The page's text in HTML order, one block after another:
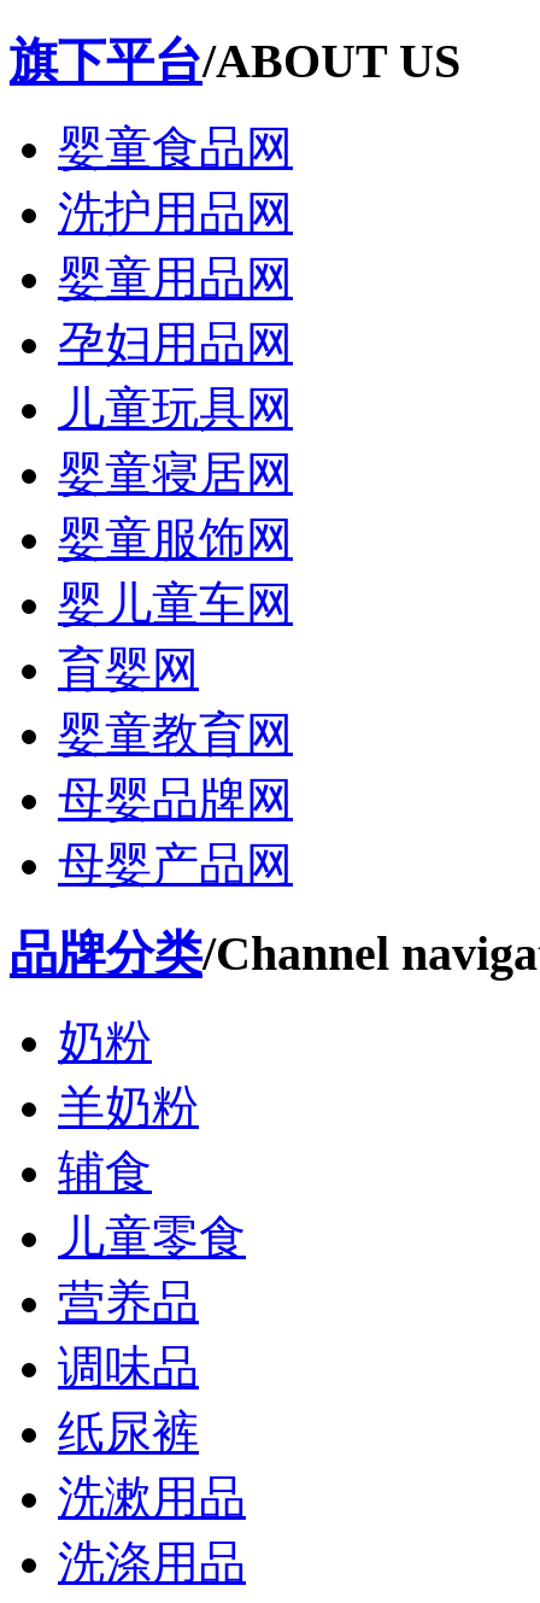
旗下平台/ABOUT US
婴童食品网
洗护用品网
婴童用品网
孕妇用品网
儿童玩具网
婴童寝居网
婴童服饰网
婴儿童车网
育婴网
婴童教育网
母婴品牌网
母婴产品网
品牌分类/Channel
奶粉
羊奶粉
辅食
儿童零食
营养品
调味品
纸尿裤
洗漱用品
洗涤用品